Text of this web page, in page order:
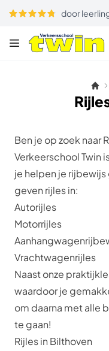
door
Ben je op zoek naar
Verkeerschool Twin
je helpen je
geven rijles in:
Autorijles
Motorrijles
Vrachtwagenrijles
Naast onze
waardoor je
om daarna met alle
te gaan!
Rijles in Bilthoven